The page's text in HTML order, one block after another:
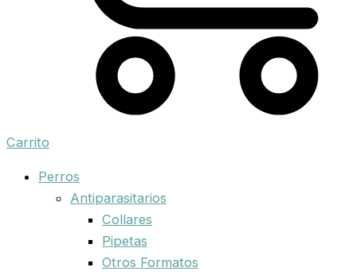
Carrito
Perros
Antiparasitarios
Collares
Pipetas
Otros Formatos